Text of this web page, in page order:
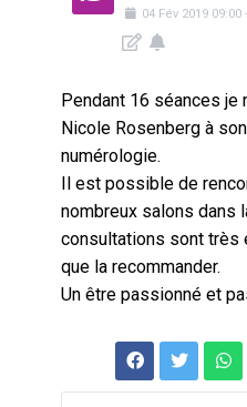
04 Fév 2019 09:00 -
Pendant 16 séances je
Nicole Rosenberg à
numérologie.
Il est possible de
nombreux salons dans
consultations sont très
que la recommander.
Un être passionné et